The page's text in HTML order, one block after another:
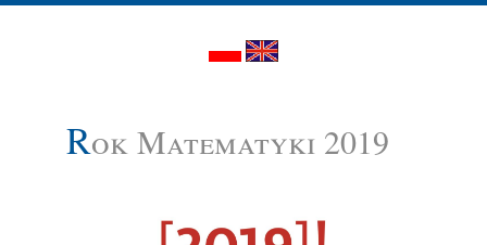
Rok Matematyki 2019